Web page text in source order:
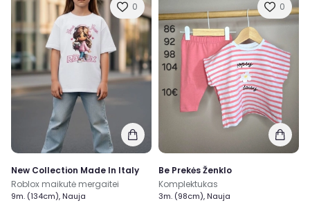
0
New Collection Made In Italy
Roblox maikutė mergaitei
9m. (134cm), Nauja
0
Be Prekės Ženklo
Komplektukas
3m. (98cm), Nauja